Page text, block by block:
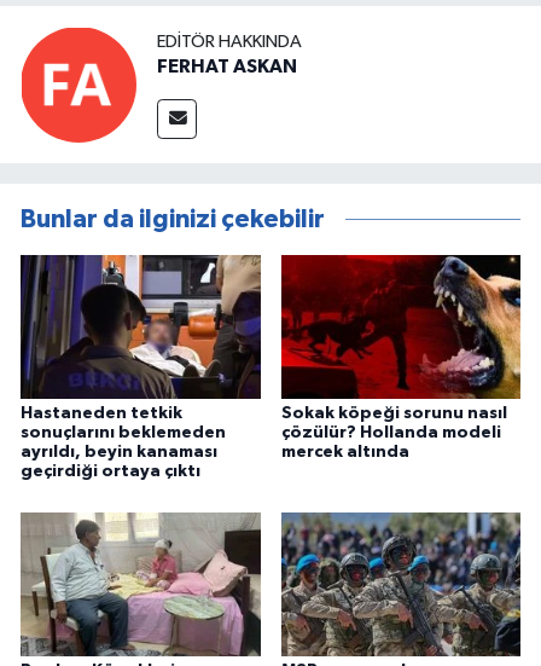
EDITÖR HAKKINDA
FERHAT ASKAN
Bunlar da ilginizi çekebilir
Hastaneden tetkik
sonuçlarını beklemeden
ayrıldı, beyin kanaması
geçirdiği ortaya çıktı
Sokak köpeği sorunu nasıl
çözülür? Hollanda modeli
mercek altında